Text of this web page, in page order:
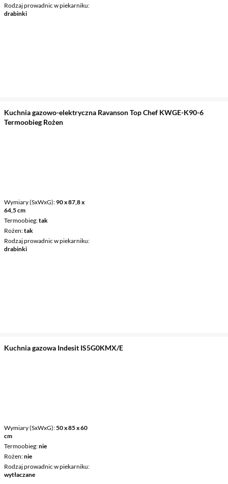
Rodzaj prowadnic w piekarniku
drabinki
Kuchnia gazowo-elektryczna Ravanson Top Chef KWGE-K90-6
Termoobieg Rożen
Wymiary (SxWxG) 90 x 87,8 x
64,5 cm
Termoobieg tak
Rożen tak
Rodzaj prowadnic w piekarniku
drabinki
Kuchnia gazowa Indesit IS5G0KMX/E
Wymiary (SxWxG) 50 x 85 x 60
cm
Termoobieg nie
Rożen nie
Rodzaj prowadnic w piekarniku
wytłaczane